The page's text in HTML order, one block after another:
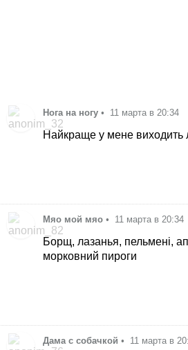
Нога на ногу • 11 марта в 20:34
Найкраще у мене виходить
Мяо мой мяо • 11 марта в 20:34
Борщ, лазанья, пельмені,
морковний пироги
Дама с собачкой • 11 марта в